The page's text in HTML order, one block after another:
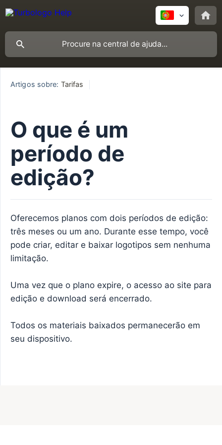
Artigos sobre: Tarifas
O que é um
período de
edição?
Oferecemos planos com dois períodos de edição:
três meses ou um ano. Durante esse tempo, você
pode criar, editar e baixar logotipos sem nenhuma
limitação.
Uma vez que o plano expire, o acesso ao site para
edição e download será encerrado.
Todos os materiais baixados permanecerão em
seu dispositivo.